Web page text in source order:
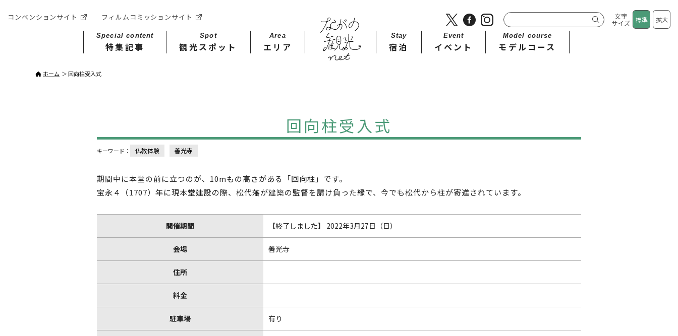
コンベンションサイト フィルムコミッションサイト
文字
サイズ
標準 拡大
Special content
特集記事
Spot
観光スポット
Area
エリア
Stay​
宿泊
Event
イベント
Model course
モデルコース
ホーム 回向柱受入式
回向柱受入式
キーワード： 仏教体験 善光寺
期間中に本堂の前に立つのが、10mもの高さがある「回向柱」です。
宝永４（1707）年に現本堂建設の際、松代藩が建築の監督を請け負った縁で、今でも松代から柱が寄進されています。
開催期間 【終了しました】 2022年3月27日（日）
会場 善光寺
住所
料金
駐車場 有り